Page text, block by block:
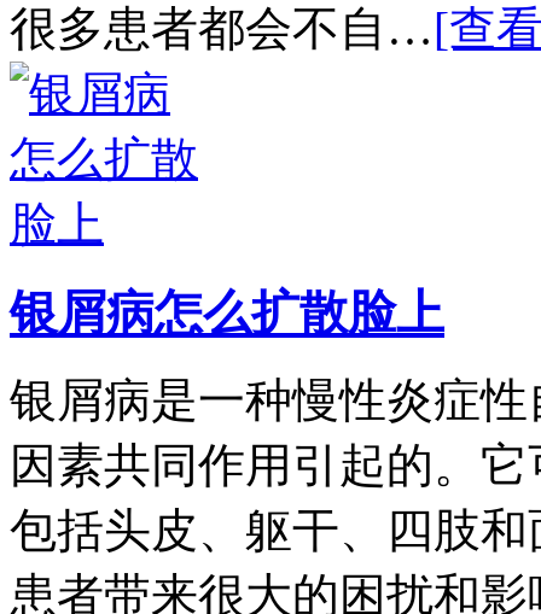
很多患者都会不自…[查
银屑病怎么扩散脸上
银屑病是一种慢性炎症
因素共同作用引起的。
包括头皮、躯干、四肢
患者带来很大的困扰和